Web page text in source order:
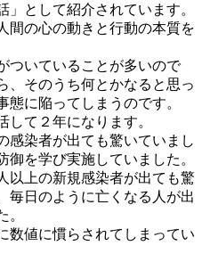
」として紹介されています。
間の心の動きと行動の本質を
ついていることが多いので
、そのうち何とかなると思っ
に陥ってしまうのです。
て２年になります。
感染者が出ても驚いていまし
を学び実施していました。
以上の新規感染者が出ても驚
毎日のように亡くなる人が出
。
数値に慣らされてしまってい